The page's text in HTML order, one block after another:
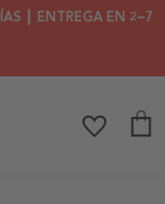
┃ ENTREGA EN 2–7